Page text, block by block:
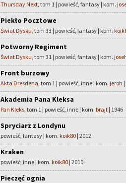
Thursday Next, tom 1 | powieść, fantasy | kom.
Piekło Pocztowe
Świat Dysku, tom 33 | powieść, fantasy | kom.
Potworny Regiment
Świat Dysku, tom 31 | powieść, fantasy | kom.
Front burzowy
Akta Dresdena, tom 1 | powieść, inne | kom. jeroh
Akademia Pana Kleksa
Pan Kleks, tom 1 | powieść, inne | kom. brajt | 1946
Spryciarz z Londynu
powieść, fantasy | kom. koik80 | 2012
Kraken
powieść, inne | kom. koik80 | 2010
Pieczęć ognia